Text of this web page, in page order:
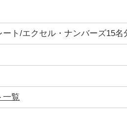
ト/エクセル・ナンバーズ15名
一覧